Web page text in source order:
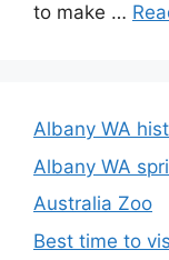
to make …
Albany WA
Albany WA
Australia Zoo
Best time to